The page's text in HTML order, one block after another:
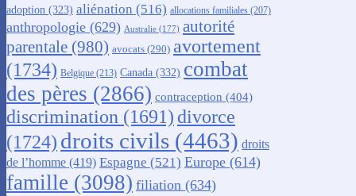
adoption (323) aliénation (516) allocations familiales (207)
anthropologie (629) Australie (177) autorité
parentale (980) avocats (290) avortement
(1734) Belgique (213) Canada (332) combat
des pères (2866) contraception (404)
discrimination (1691) divorce
(1724) droits civils (4463) droits
de l’homme (419) Espagne (521) Europe (614)
famille (3098) filiation (634)